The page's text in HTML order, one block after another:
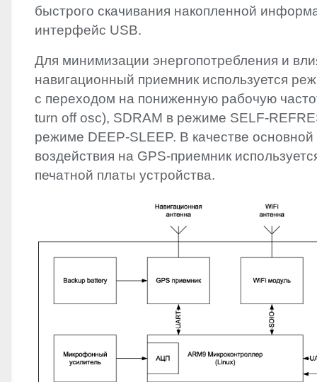
быстрого скачивания накопленной
интерфейс USB.
Для минимизации энергопотребления и
навигационный приемник используется
с переходом на пониженную рабочую
turn off osc), SDRAM в режиме SELF-
режиме DEEP-SLEEP. В качестве
воздействия на GPS-приемник
печатной платы устройства.